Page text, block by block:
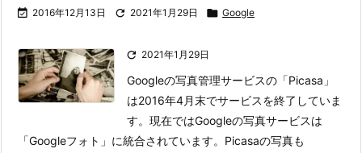
 2016年12月13日  2021年1月29日  Google
 2021年1月29日
Googleの写真管理サービスの「Picasa」
は2016年4月末でサービスを終了していま
す。現在ではGoogleの写真サービスは
「Googleフォト」に統合されています。Picasaの写真も